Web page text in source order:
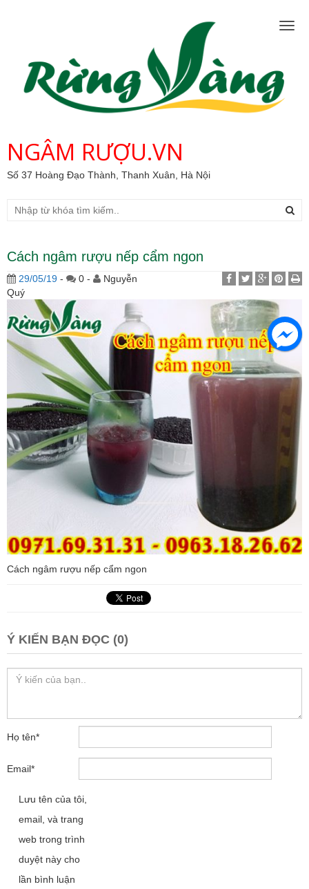
NGÂM RƯỢU.VN
Số 37 Hoàng Đạo Thành, Thanh Xuân, Hà Nội
Cách ngâm rượu nếp cẩm ngon
29/05/19 - 0 -
Nguyễn
Quý
Cách ngâm rượu nếp cẩm ngon
Ý KIẾN BẠN ĐỌC (0)
Họ tên*
Email*
Lưu tên của tôi,
email, và trang
web trong trình
duyệt này cho
lần bình luận